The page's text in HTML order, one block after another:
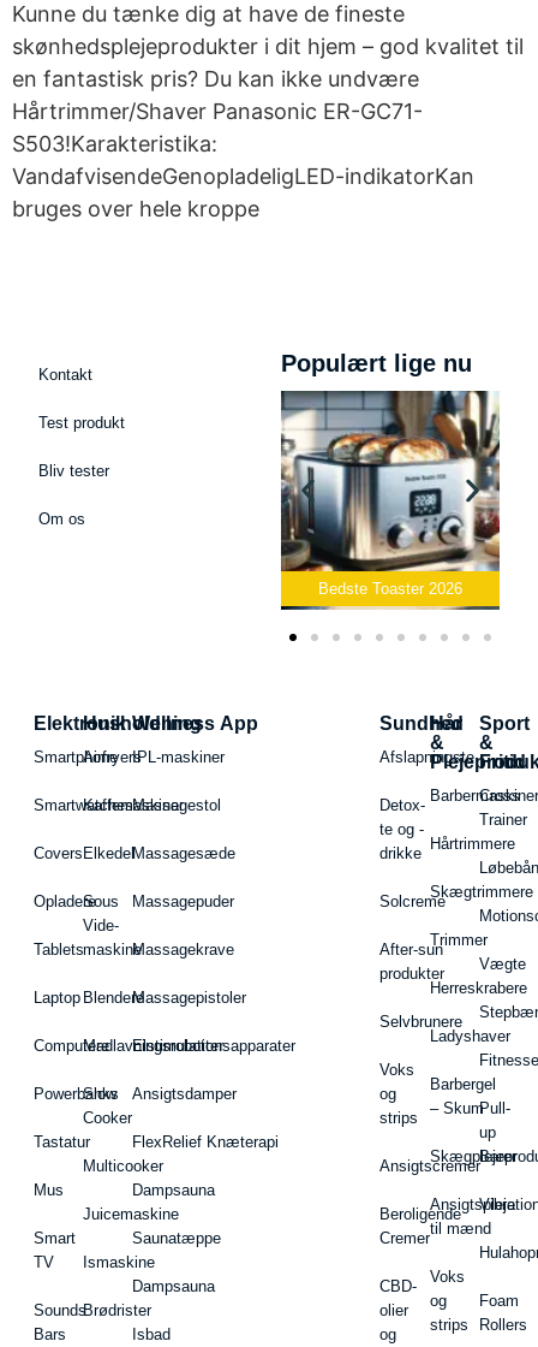
Kunne du tænke dig at have de fineste
skønhedsplejeprodukter i dit hjem – god kvalitet til
en fantastisk pris? Du kan ikke undvære
Hårtrimmer/Shaver Panasonic ER-GC71-
S503!Karakteristika:
VandafvisendeGenopladeligLED-indikatorKan
bruges over hele kroppe
Kontakt
Test produkt
Bliv tester
Om os
Populært lige nu
Bedste Toaster 2026
Elektronik
Smartphone
Smartwatches
Covers
Opladere
Tablets
Laptop
Computere
Powerbanks
Tastatur
Mus
Smart
TV
Sounds
Bars
Husholdning
Airfryers
Kaffemaskiner
Elkedel
Sous
Vide-
maskine
Blendere
Madlavningsrobotter
Slow
Cooker
Multicooker
Juicemaskine
Ismaskine
Brødrister
Wellness App
IPL-maskiner
Massagestol
Massagesæde
Massagepuder
Massagekrave
Massagepistoler
Elstimulationsapparater
Ansigtsdamper
FlexRelief Knæterapi
Dampsauna
Saunatæppe
Dampsauna
Isbad
Sundhed
Afslapningste
Detox-
te og -
drikke
Solcreme
After-sun
produkter
Selvbrunere
Voks
og
strips
Ansigtscremer
Beroligende
Cremer
CBD-
olier
og
Hår
&
Hårtrimmere
Skægtrimmere
Trimmer
Herreskrabere
Ladyshaver
Barbergel
– Skum
Ansigtspleje
til mænd
Voks
og
strips
Sport
&
Fritid
Cross
Trainer
Vægte
Pull-
up
Barer
Foam
Rollers